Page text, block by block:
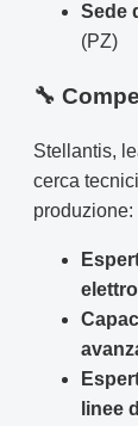
Sede
(PZ)
🔧
Stellantis,
cerca
produzione:
linee